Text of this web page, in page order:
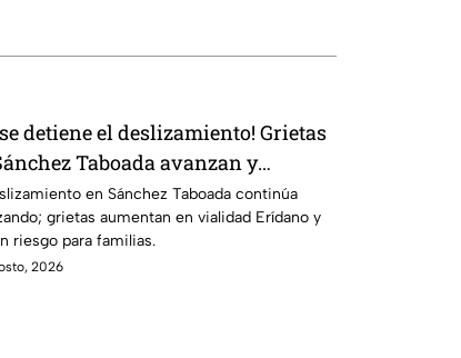
se detiene el deslizamiento! Grietas
Taboada avanzan y
riesgo para viviendas
en Sánchez Taboada continúa
grietas aumentan en vialidad Erídano y
riesgo para familias.
2026